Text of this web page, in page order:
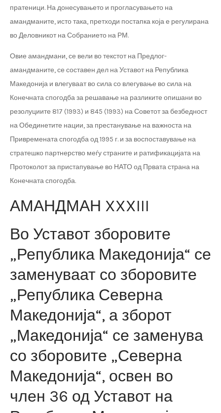
пратеници. На донесувањето и прогласувањето на
амандманите, исто така, претходи постапка која е регулирана
во Деловникот на Собранието на РМ.
Овие амандмани, се вели во текстот на Предлог-
амандманите, се составен дел на Уставот на Република
Македонија и влегуваат во сила со влегување во сила на
Конечната спогодба за решавање на разликите опишани во
резолуциите 817 (1993) и 845 (1993) на Советот за безбедност
на Обединетите нации, за престанување на важноста на
Привремената спогодба од 1995 г. и за воспоставување на
стратешко партнерство меѓу страните и ратификацијата на
Протоколот за пристапување во НАТО од Првата страна на
Конечната спогодба.
АМАНДМАН XXXIII
Во Уставот зборовите
„Република Македонија“ се
заменуваат со зборовите
„Република Северна
Македонија“, а зборот
„Македонија“ се заменува
со зборовите „Северна
Македонија“, освен во
член 36 од Уставот на